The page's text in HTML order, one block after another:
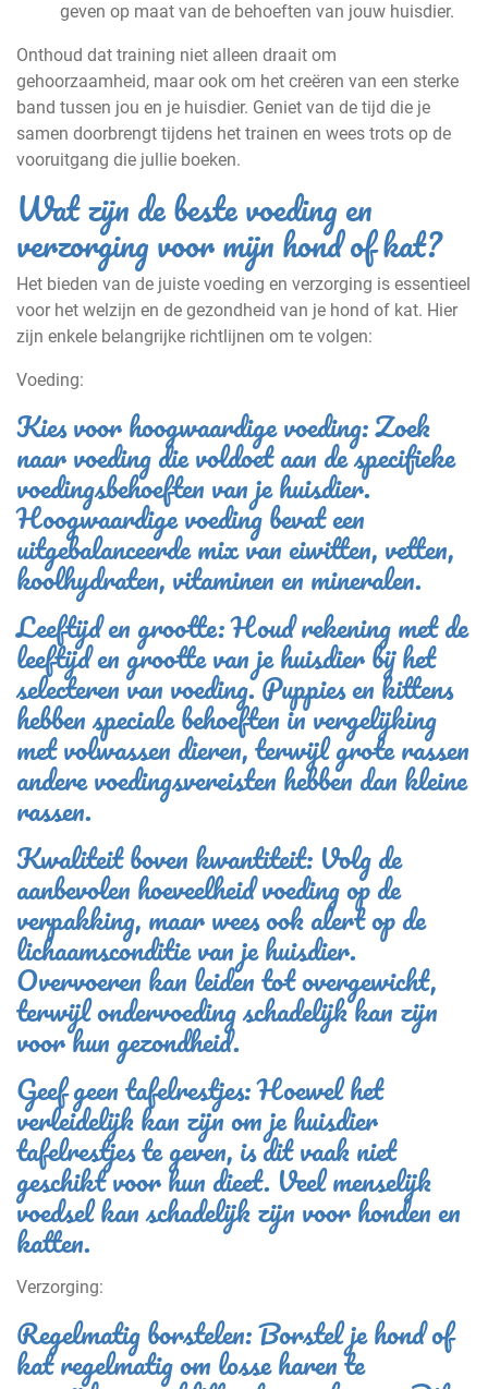
geven op maat van de behoeften van jouw huisdier.
Onthoud dat training niet alleen draait om
gehoorzaamheid, maar ook om het creëren van een sterke
band tussen jou en je huisdier. Geniet van de tijd die je
samen doorbrengt tijdens het trainen en wees trots op de
vooruitgang die jullie boeken.
Wat zijn de beste voeding en
verzorging voor mijn hond of kat?
Het bieden van de juiste voeding en verzorging is essentieel
voor het welzijn en de gezondheid van je hond of kat. Hier
zijn enkele belangrijke richtlijnen om te volgen:
Voeding:
Kies voor hoogwaardige voeding: Zoek
naar voeding die voldoet aan de specifieke
voedingsbehoeften van je huisdier.
Hoogwaardige voeding bevat een
uitgebalanceerde mix van eiwitten, vetten,
koolhydraten, vitaminen en mineralen.
Leeftijd en grootte: Houd rekening met de
leeftijd en grootte van je huisdier bij het
selecteren van voeding. Puppies en kittens
hebben speciale behoeften in vergelijking
met volwassen dieren, terwijl grote rassen
andere voedingsvereisten hebben dan kleine
rassen.
Kwaliteit boven kwantiteit: Volg de
aanbevolen hoeveelheid voeding op de
verpakking, maar wees ook alert op de
lichaamsconditie van je huisdier.
Overvoeren kan leiden tot overgewicht,
terwijl ondervoeding schadelijk kan zijn
voor hun gezondheid.
Geef geen tafelrestjes: Hoewel het
verleidelijk kan zijn om je huisdier
tafelrestjes te geven, is dit vaak niet
geschikt voor hun dieet. Veel menselijk
voedsel kan schadelijk zijn voor honden en
katten.
Verzorging:
Regelmatig borstelen: Borstel je hond of
kat regelmatig om losse haren te